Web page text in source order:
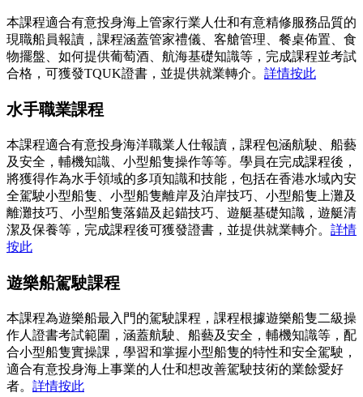
本課程適合有意投身海上管家行業人仕和有意精修服務品質的
現職船員報讀，課程涵蓋管家禮儀、客艙管理、餐桌佈置、食
物擺盤、如何提供葡萄酒、航海基礎知識等，完成課程並考試
合格，可獲發TQUK證書，並提供就業轉介。 詳情按此
水手職業課程
本課程適合有意投身海洋職業人仕報讀，課程包涵航駛、船藝
及安全，輔機知識、小型船隻操作等等。學員在完成課程後，
將獲得作為水手領域的多項知識和技能，包括在香港水域內安
全駕駛小型船隻、小型船隻離岸及泊岸技巧、小型船隻上灘及
離灘技巧、小型船隻落錨及起錨技巧、遊艇基礎知識，遊艇清
潔及保養等，完成課程後可獲發證書，並提供就業轉介。 詳情
按此
遊樂船駕駛課程
本課程為遊樂船最入門的駕駛課程，課程根據遊樂船隻二級操
作人證書考試範圍，涵蓋航駛、船藝及安全，輔機知識等，配
合小型船隻實操課，學習和掌握小型船隻的特性和安全駕駛，
適合有意投身海上事業的人仕和想改善駕駛技術的業餘愛好
者。 詳情按此